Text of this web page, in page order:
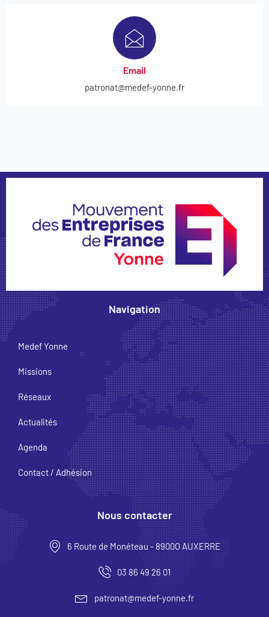
Email
patronat@medef-yonne.fr
Navigation
Medef Yonne
Missions
Réseaux
Actualités
Agenda
Contact / Adhésion
Nous contacter
6 Route de Monéteau - 8900O AUXERRE
03 86 49 26 01
patronat@medef-yonne.fr